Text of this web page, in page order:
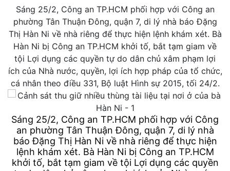
Sáng 25/2, Công an TP.HCM phối hợp với Công an
phường Tân Thuận Đông, quận 7, di lý nhà báo Đặng
Thị Hàn Ni về nhà riêng để thực hiện lệnh khám xét. Bà
Hàn Ni bị Công an TP.HCM khởi tố, bắt tạm giam về
tội Lợi dụng các quyền tự do dân chủ xâm phạm lợi
ích của Nhà nước, quyền, lợi ích hợp pháp của tổ chức,
cá nhân theo điều 331, Bộ luật Hình sự 2015, tối 24/2.
Sáng 25/2, Công an TP.HCM phối hợp với Công
an phường Tân Thuận Đông, quận 7, di lý nhà
báo Đặng Thị Hàn Ni về nhà riêng để thực hiện
lệnh khám xét. Bà Hàn Ni bị Công an TP.HCM
khởi tố, bắt tạm giam về tội Lợi dụng các quyền